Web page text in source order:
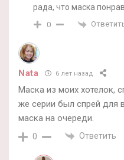
рада, что маска
0
Nata 6 лет назад
Маска из моих хотелок,
же серии был спрей для
маска на очереди.
0 Ответить